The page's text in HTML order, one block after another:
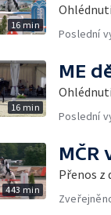
16 min
Poslední
16 min
ME
Poslední
443 min
MČR
Přenos z